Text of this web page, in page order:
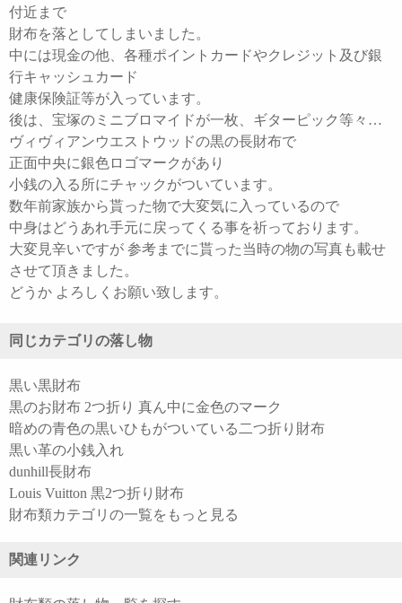
付近まで
財布を落としてしまいました。
中には現金の他、各種ポイントカードやクレジット及び銀
行キャッシュカード
健康保険証等が入っています。
後は、宝塚のミニブロマイドが一枚、ギターピック等々…
ヴィヴィアンウエストウッドの黒の長財布で
正面中央に銀色ロゴマークがあり
小銭の入る所にチャックがついています。
数年前家族から貰った物で大変気に入っているので
中身はどうあれ手元に戻ってくる事を祈っております。
大変見辛いですが 参考までに貰った当時の物の写真も載せ
させて頂きました。
どうか よろしくお願い致します。
同じカテゴリの落し物
黒い黒財布
黒のお財布 2つ折り 真ん中に金色のマーク
暗めの青色の黒いひもがついている二つ折り財布
黒い革の小銭入れ
dunhill長財布
Louis Vuitton 黒2つ折り財布
財布類カテゴリの一覧をもっと見る
関連リンク